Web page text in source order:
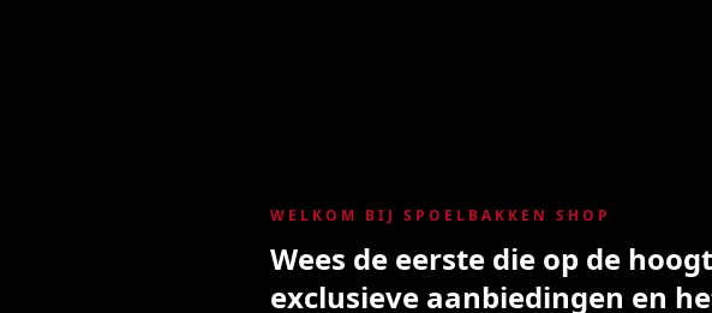
WELKOM BIJ SPOELBAKKEN SHOP
Wees de eerste die op de
exclusieve aanbiedingen en